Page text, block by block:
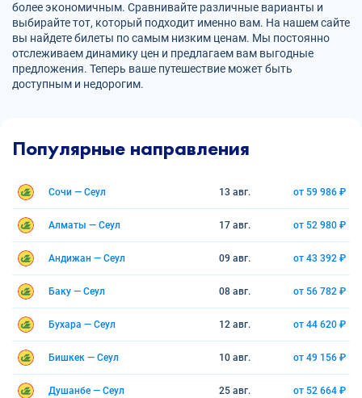
более экономичным. Сравнивайте различные варианты и
выбирайте тот, который подходит именно вам. На нашем сайте
вы найдете билеты по самым низким ценам. Мы постоянно
отслеживаем динамику цен и предлагаем вам выгодные
предложения. Теперь ваше путешествие может быть
доступным и недорогим.
Популярные направления
Сочи — Сеул 13 авг. от 59 986 ₽
Алматы — Сеул 17 авг. от 52 980 ₽
Андижан — Сеул 09 авг. от 43 392 ₽
Баку — Сеул 08 авг. от 56 782 ₽
Бухара — Сеул 12 авг. от 44 620 ₽
Бишкек — Сеул 10 авг. от 49 156 ₽
Душанбе — Сеул 25 авг. от 52 664 ₽